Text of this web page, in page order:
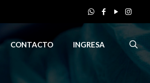
CONTACTO INGRESA